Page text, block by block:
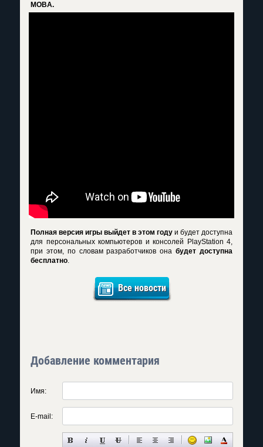
MOBA.
Полная версия игры выйдет в этом году и будет доступна
для персональных компьютеров и консолей PlayStation 4,
при этом, по словам разработчиков онабудет доступна
бесплатно.
Все новости
Добавление комментария
Имя:
E-mail: